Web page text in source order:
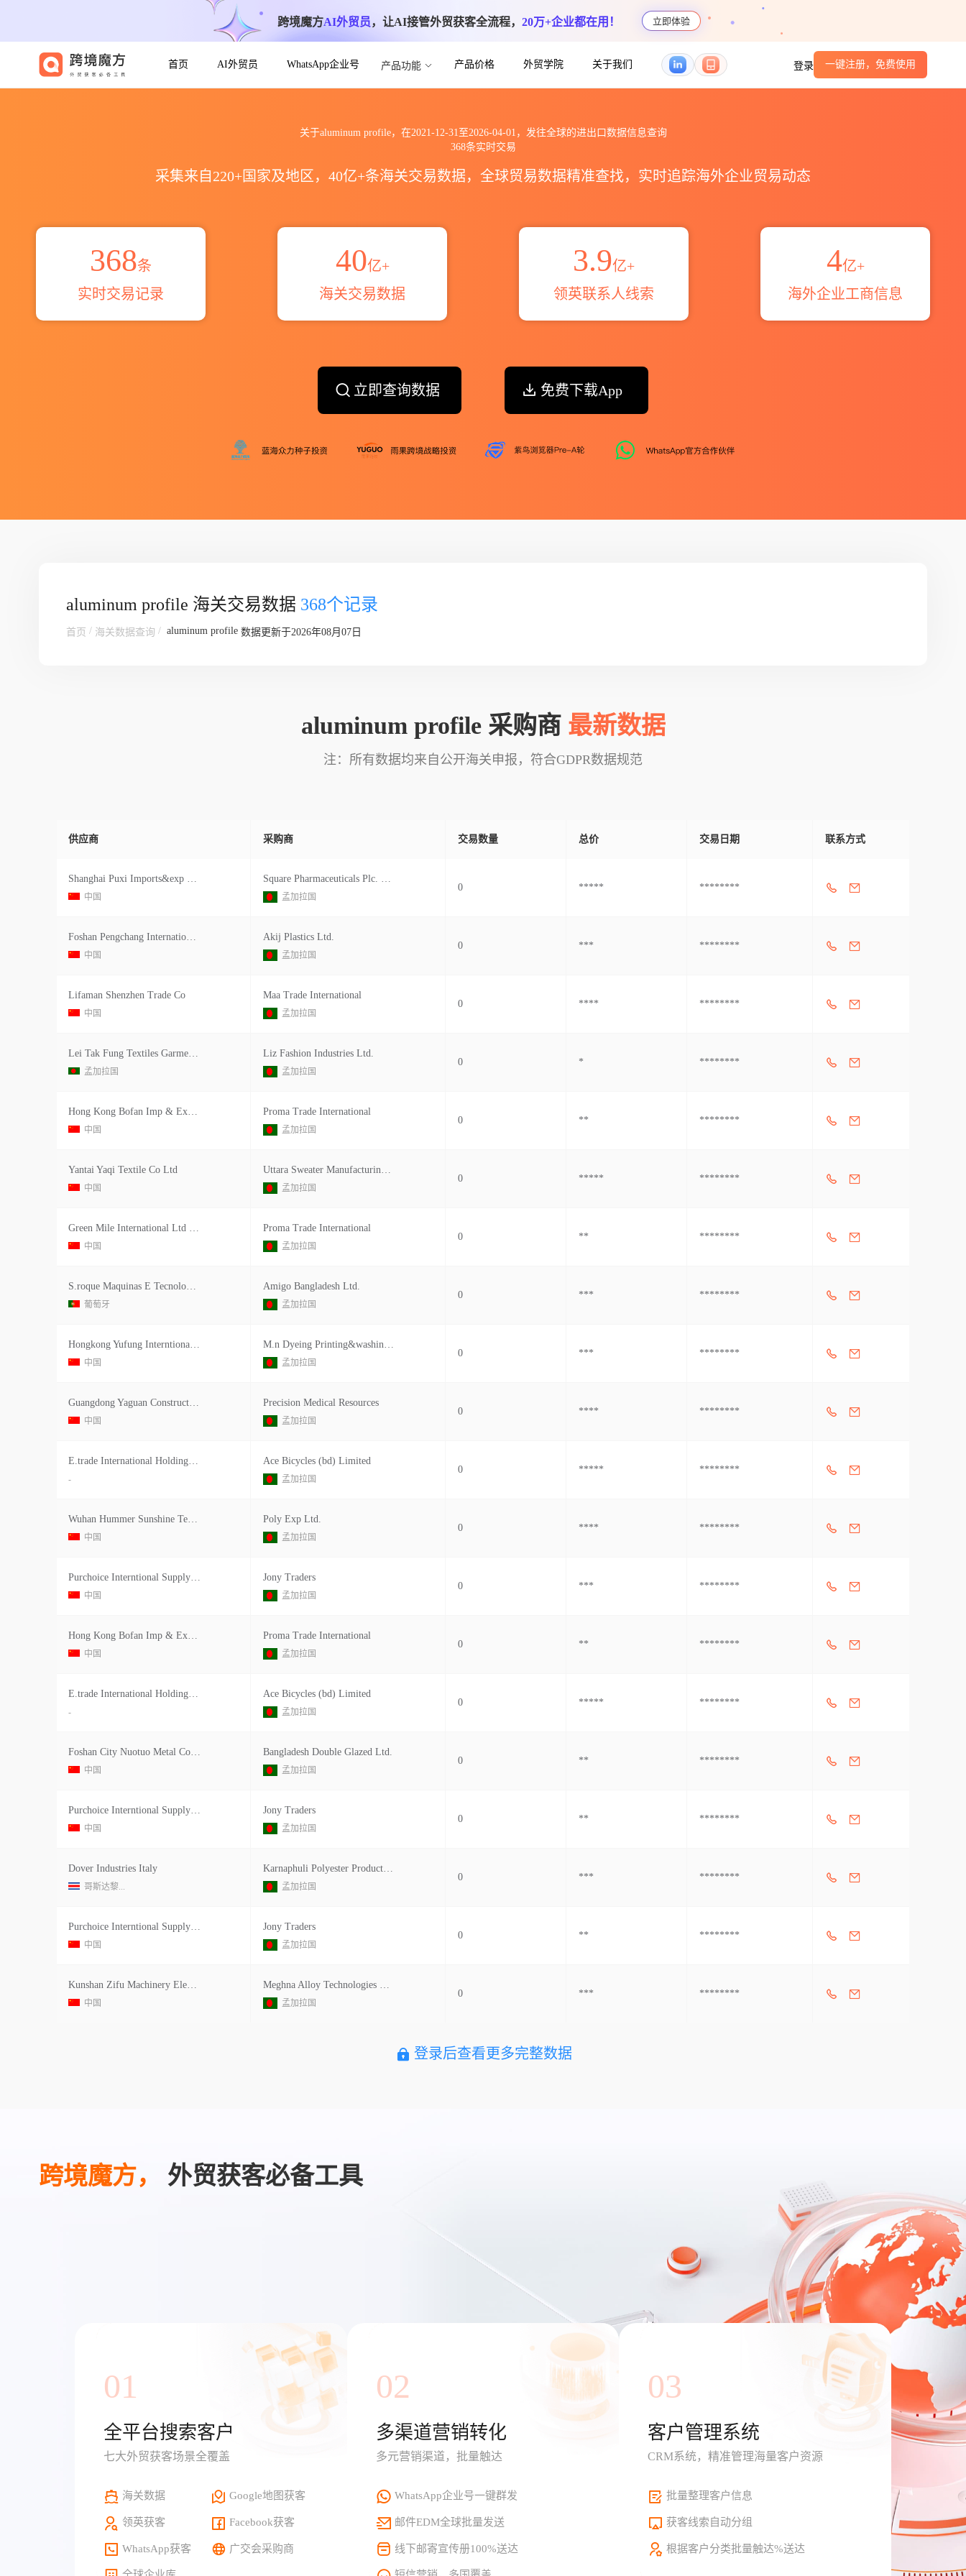
跨境魔方AI外贸员，让AI接管外贸获客全流程， 20万+企业都在用！ 立即体验
首页 AI外贸员 WhatsApp企业号 产品功能 产品价格 外贸学院 关于我们 登录 一键注册，免费使用
关于aluminum profile，在2021-12-31至2026-04-01，发往全球的进出口数据信息查询
368条实时交易
采集来自220+国家及地区，40亿+条海关交易数据，全球贸易数据精准查找，实时追踪海外企业贸易动态
368条
实时交易记录
40亿+
海关交易数据
3.9亿+
领英联系人线索
4亿+
海外企业工商信息
立即查询数据 免费下载App
aluminum profile 海关交易数据 368个记录
首页 / 海关数据查询 / aluminum profile 数据更新于2026年08月07日
aluminum profile 采购商 最新数据
注：所有数据均来自公开海关申报，符合GDPR数据规范
供应商 采购商 交易数量 总价 交易日期 联系方式
Shanghai Puxi Imports&exp Ltd.
中国
Square Pharmaceuticals Plc. Changed
孟加拉国
0 ***** ********
Foshan Pengchang International Impo
中国
Akij Plastics Ltd.
孟加拉国
0 *** ********
Lifaman Shenzhen Trade Co
中国
Maa Trade International
孟加拉国
0 **** ********
Lei Tak Fung Textiles Garment Ltd.
孟加拉国
Liz Fashion Industries Ltd.
孟加拉国
0 * ********
Hong Kong Bofan Imp & Exporttr
中国
Proma Trade International
孟加拉国
0 ** ********
Yantai Yaqi Textile Co Ltd
中国
Uttara Sweater Manufacturing Compan
孟加拉国
0 ***** ********
Green Mile International Ltd Hong K
中国
Proma Trade International
孟加拉国
0 ** ********
S.roque Maquinas E Tecnologia Lase S.a.
葡萄牙
Amigo Bangladesh Ltd.
孟加拉国
0 *** ********
Hongkong Yufung Interntional Ltd
中国
M.n Dyeing Printing&washing Mills
孟加拉国
0 *** ********
Guangdong Yaguan Construction Co. Ltd
中国
Precision Medical Resources
孟加拉国
0 **** ********
E.trade International Holdings Ltd.
-
Ace Bicycles (bd) Limited
孟加拉国
0 ***** ********
Wuhan Hummer Sunshine Technology Co.,ltd.
中国
Poly Exp Ltd.
孟加拉国
0 **** ********
Purchoice Interntional Supplychain
中国
Jony Traders
孟加拉国
0 *** ********
Hong Kong Bofan Imp & Exporttr
中国
Proma Trade International
孟加拉国
0 ** ********
E.trade International Holdings Ltd.
-
Ace Bicycles (bd) Limited
孟加拉国
0 ***** ********
Foshan City Nuotuo Metal Co Ltd
中国
Bangladesh Double Glazed Ltd.
孟加拉国
0 ** ********
Purchoice Interntional Supplychain
中国
Jony Traders
孟加拉国
0 ** ********
Dover Industries Italy
哥斯达黎...
Karnaphuli Polyester Products Co
孟加拉国
0 *** ********
Purchoice Interntional Supplychain
中国
Jony Traders
孟加拉国
0 ** ********
Kunshan Zifu Machinery Electric Co.,ltd
中国
Meghna Alloy Technologies Ltd.
孟加拉国
0 *** ********
登录后查看更多完整数据
跨境魔方， 外贸获客必备工具
01
全平台搜索客户
七大外贸获客场景全覆盖
海关数据 Google地图获客
领英获客 Facebook获客
WhatsApp获客 广交会采购商
02
多渠道营销转化
多元营销渠道，批量触达
WhatsApp企业号一键群发
邮件EDM全球批量发送
线下邮寄宣传册100%送达
03
客户管理系统
CRM系统，精准管理海量客户资源
批量整理客户信息
获客线索自动分组
根据客户分类批量触达%送达